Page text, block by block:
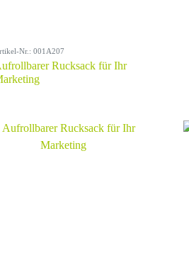
Nr.: 001A207
Rucksack für Ihr